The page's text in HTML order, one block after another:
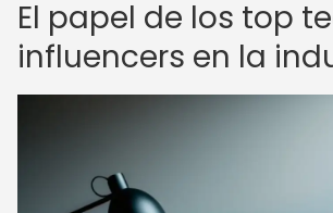
El papel de los top
influencers en la